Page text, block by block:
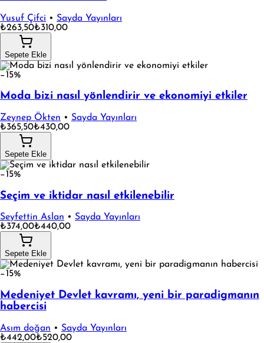
Yusuf Çifci • Sayda Yayınları
₺263,50₺310,00
Sepete Ekle
−15%
Moda bizi nasıl yönlendirir ve ekonomiyi etkiler
Zeynep Ökten • Sayda Yayınları
₺365,50₺430,00
Sepete Ekle
−15%
Seçim ve iktidar nasıl etkilenebilir
Seyfettin Aslan • Sayda Yayınları
₺374,00₺440,00
Sepete Ekle
−15%
Medeniyet Devlet kavramı, yeni bir paradigmanın
habercisi
Asım doğan • Sayda Yayınları
₺442,00₺520,00